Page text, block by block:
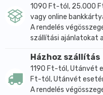
1090 Ft-tól, 25.000
vagy online
A rendelés
szállítási ajánlatokat
Házhoz szállítás
1190 Ft-tól, Utánvét
Ft-tól, Utánvét
A rendelés